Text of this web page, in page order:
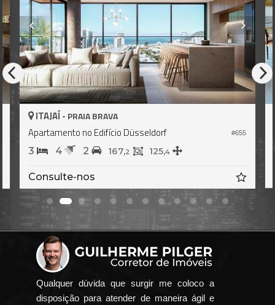
#655
ITAJAÍ - PRAIA BRAVA
Apartamento no Edifício Düsseldorf
3 4 2 167,2 125,4
Consulte-nos
Qualquer dúvida que surgir me coloco a
disposição para atender de maneira ágil e